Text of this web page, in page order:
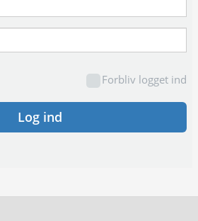
Forbliv logget ind
Log ind